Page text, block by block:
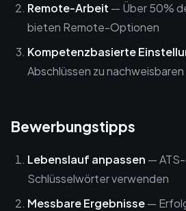
Remote-Arbeit — Über 50%
bieten Remote-Optionen
Kompetenzbasierte
Abschlüssen zu
Bewerbungstipps
Lebenslauf anpassen —
Schlüsselwörter verwenden
Messbare Ergebnisse—